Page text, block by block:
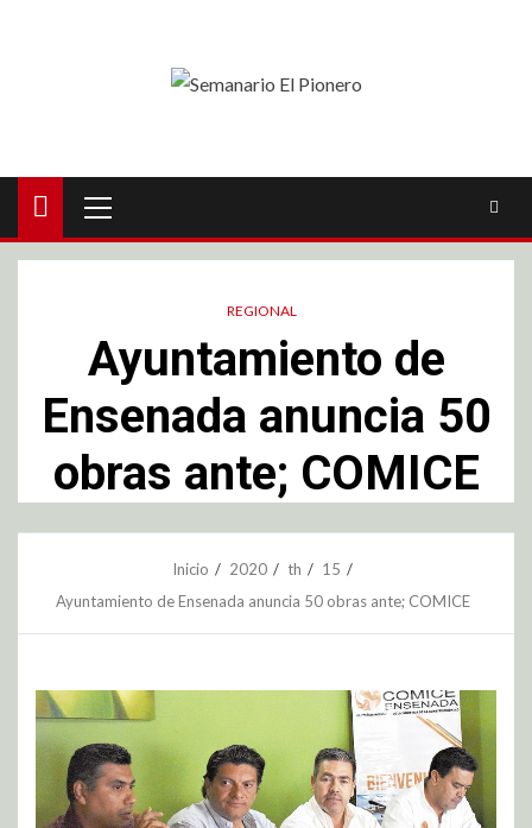
REGIONAL
Ayuntamiento de
Ensenada anuncia 50
obras ante; COMICE
Inicio 2020 th
15
Ayuntamiento de Ensenada anuncia 50 obras ante; COMICE